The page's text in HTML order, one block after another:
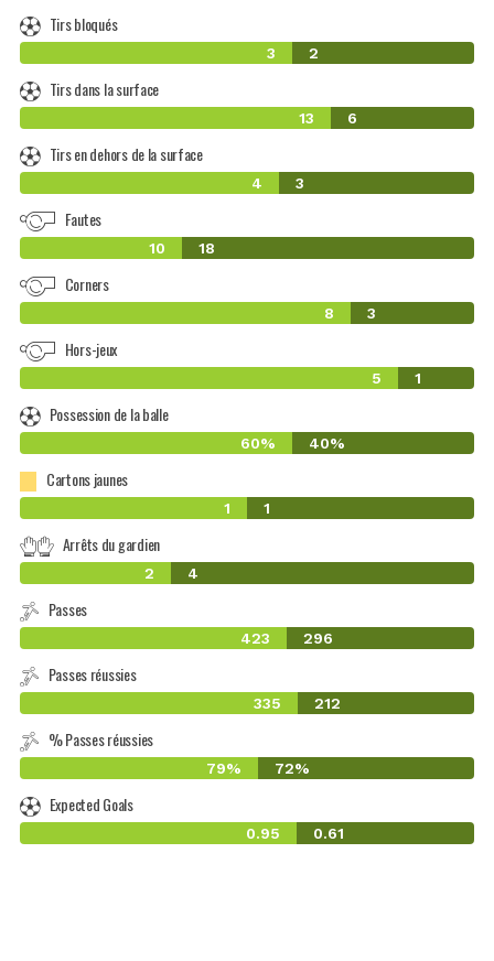
Tirs bloqués
3 2
Tirs dans la surface
13 6
Tirs en dehors de la surface
4 3
Fautes
10 18
Corners
8 3
Hors-jeux
5 1
Possession de la balle
60% 40%
Cartons jaunes
1 1
Arrêts du gardien
2 4
Passes
423 296
Passes réussies
335 212
% Passes réussies
79% 72%
Expected Goals
0.95 0.61